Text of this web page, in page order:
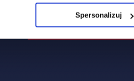
Spersonalizuj
Uczelnia